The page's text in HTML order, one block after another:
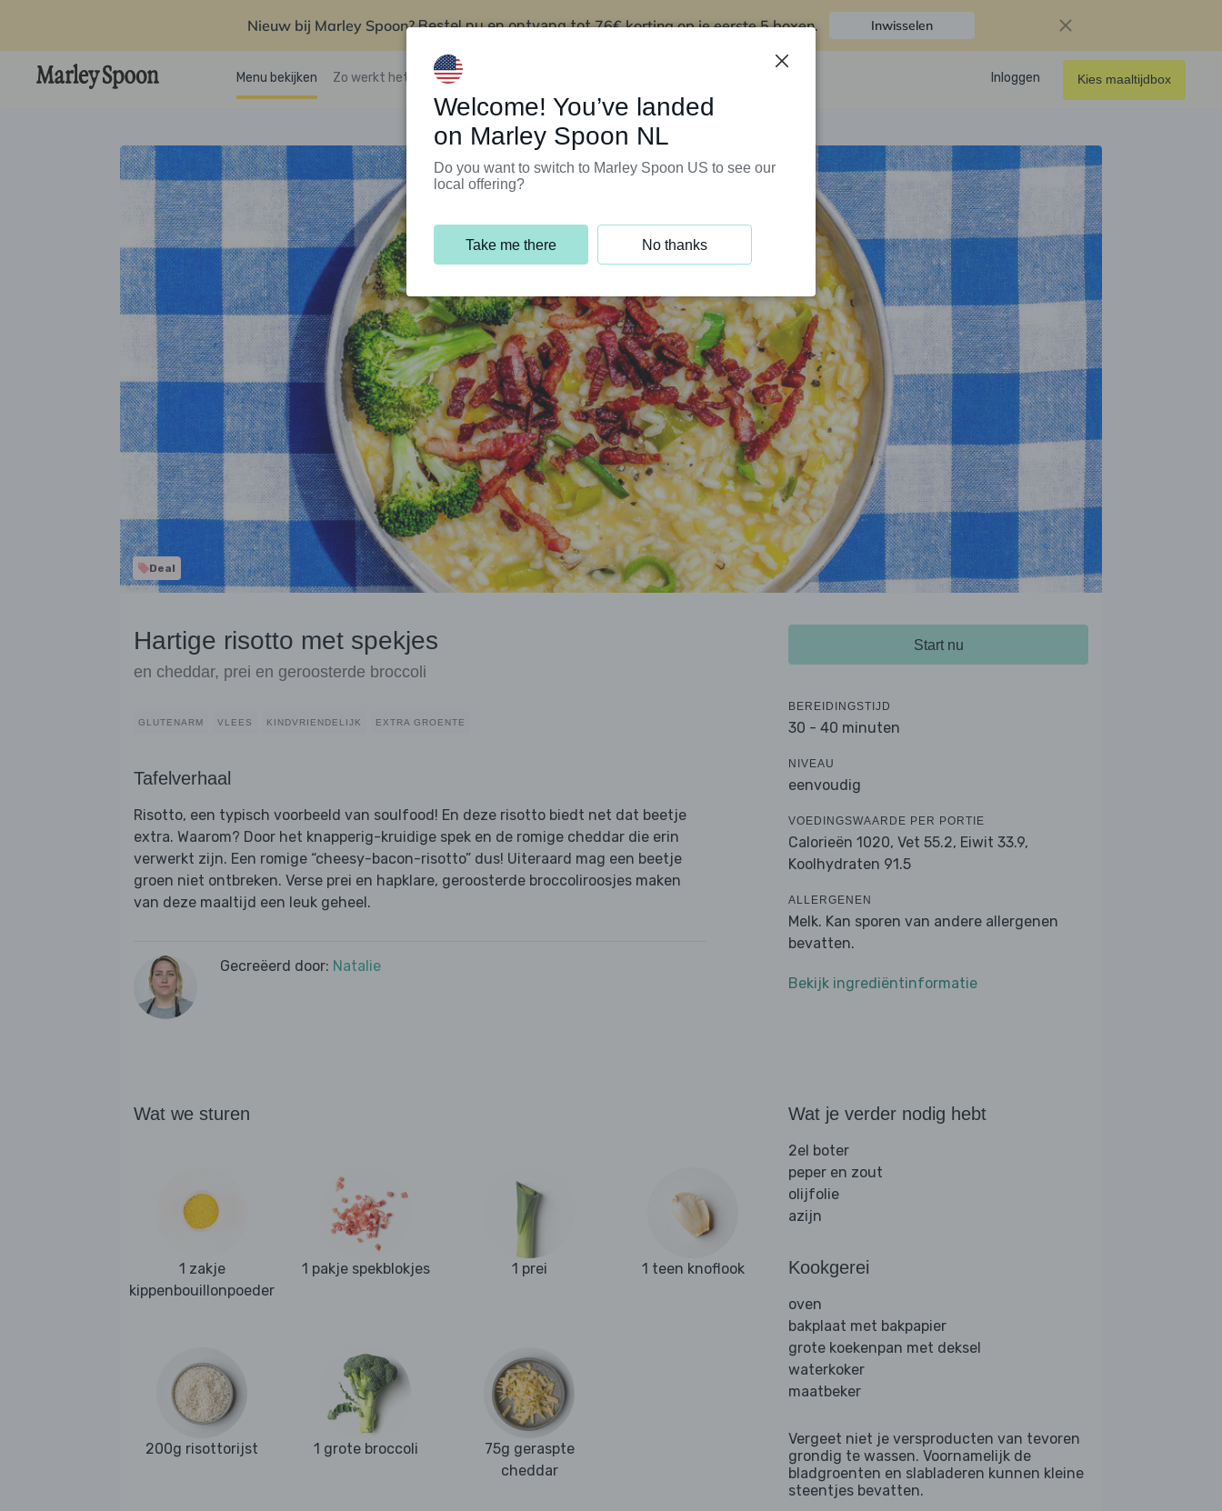
Nieuw bij Marley Spoon?Bestel nu en ontvang tot76€ korting op je eerste 5 boxen. Inwisselen
Menu bekijken Zo werkt het Klantenservice Inloggen Kies maaltijdbox
Deal
Hartige risotto met spekjes
en cheddar, prei en geroosterde broccoli
GLUTENARM VLEES KINDVRIENDELIJK EXTRA GROENTE
Tafelverhaal
Risotto, een typisch voorbeeld van soulfood! En deze risotto biedt net dat beetje
extra. Waarom? Door het knapperig-kruidige spek en de romige cheddar die erin
verwerkt zijn. Een romige “cheesy-bacon-risotto” dus! Uiteraard mag een beetje
groen niet ontbreken. Verse prei en hapklare, geroosterde broccoliroosjes maken
van deze maaltijd een leuk geheel.
Gecreëerd door: Natalie
Start nu
BEREIDINGSTIJD
30 - 40 minuten
NIVEAU
eenvoudig
VOEDINGSWAARDE PER PORTIE
Calorieën 1020, Vet 55.2, Eiwit 33.9,
Koolhydraten 91.5
ALLERGENEN
Melk. Kan sporen van andere allergenen
bevatten.
Bekijk ingrediëntinformatie
Wat we sturen
1 zakje
kippenbouillonpoeder
1 pakje spekblokjes 1 prei 1 teen knoflook
200g risottorijst 1 grote broccoli
75g geraspte
cheddar
Wat je verder nodig hebt
2el boter
peper en zout
olijfolie
azijn
Kookgerei
oven
bakplaat met bakpapier
grote koekenpan met deksel
waterkoker
maatbeker
Vergeet niet je versproducten van tevoren
grondig te wassen. Voornamelijk de
bladgroenten en slabladeren kunnen kleine
steentjes bevatten.
Welcome! You’ve landed
on Marley Spoon NL
Do you want to switch to Marley Spoon US to see our
local offering?
Take me there No thanks